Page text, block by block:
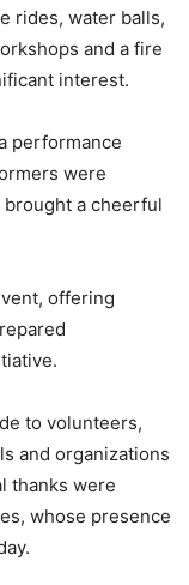
rides, water balls,
and a fire
interest.
performance
were
a cheerful
offering
to volunteers,
and organizations
thanks were
whose presence